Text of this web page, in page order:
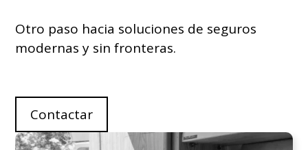
Otro paso hacia soluciones de seguros
modernas y sin fronteras.
Contactar